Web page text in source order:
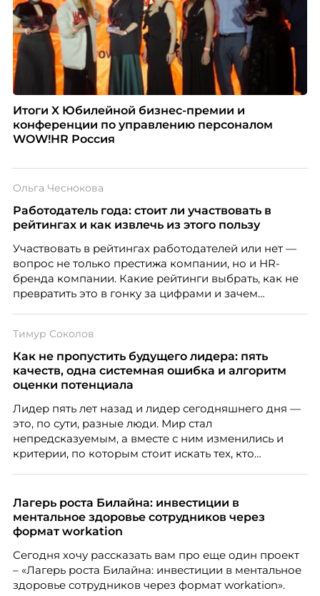
Итоги X Юбилейной бизнес-премии и
конференции по управлению персоналом
WOW!HR Россия
Ольга Чеснокова
Работодатель года: стоит ли участвовать в
рейтингах и как извлечь из этого пользу
Участвовать в рейтингах работодателей или нет —
вопрос не только престижа компании, но и HR-
бренда компании. Какие рейтинги выбрать, как не
превратить это в гонку за цифрами и зачем
Чеснокова, HR-директор Right line.
Тимур Соколов
Как не пропустить будущего лидера: пять
качеств, одна системная ошибка и алгоритм
оценки потенциала
Лидер пять лет назад и лидер сегодняшнего дня —
это, по сути, разные люди. Мир стал
непредсказуемым, а вместе с ним изменились и
критерии, по которым стоит искать тех, кто
«свадебного генерала», почему стандартные
системы оценки часто упускают самых талантливых
людей и как выявить лидерский потенциал ещё до
Тимур Соколов, ключевой эксперт по
стратегическому развитию и формированию
культуры лидерства в организациях.
Лагерь роста Билайна: инвестиции в
ментальное здоровье сотрудников через
формат workation
Сегодня хочу рассказать вам про еще один проект
– «Лагерь роста Билайна: инвестиции в ментальное
здоровье сотрудников через формат workation».